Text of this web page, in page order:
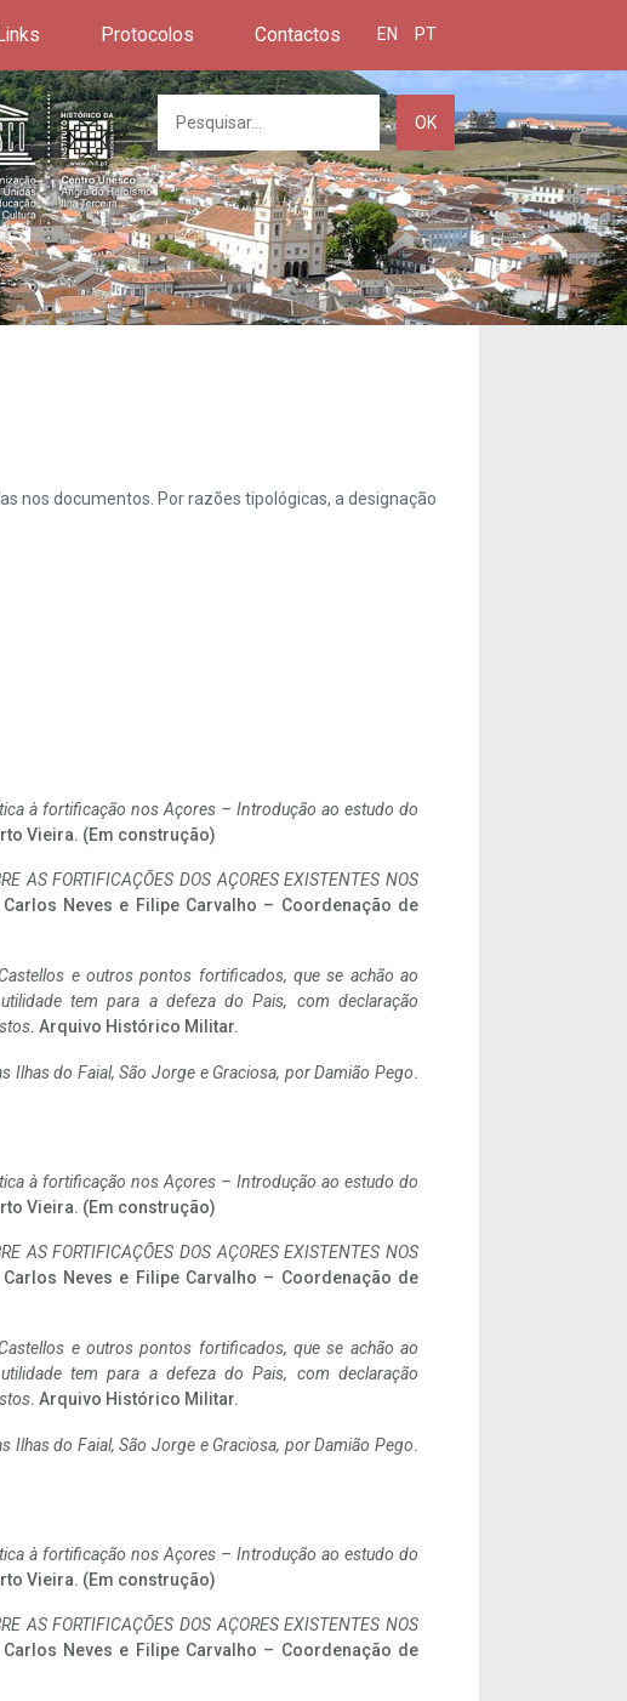
Protocolos Contactos EN PT
OK
nos documentos. Por razões tipológicas, a designação
à fortificação nos Açores – Introdução ao estudo do
Vieira. (Em construção)
AS FORTIFICAÇÕES DOS AÇORES EXISTENTES NOS
Neves e Filipe Carvalho – Coordenação de
e outros pontos fortificados, que se achão ao
tem para a defeza do Pais, com declaração
. Arquivo Histórico Militar.
Ilhas do Faial, São Jorge e Graciosa, por Damião Pego.
à fortificação nos Açores – Introdução ao estudo do
Vieira. (Em construção)
AS FORTIFICAÇÕES DOS AÇORES EXISTENTES NOS
Neves e Filipe Carvalho – Coordenação de
e outros pontos fortificados, que se achão ao
tem para a defeza do Pais, com declaração
. Arquivo Histórico Militar.
Ilhas do Faial, São Jorge e Graciosa, por Damião Pego.
à fortificação nos Açores – Introdução ao estudo do
Vieira. (Em construção)
AS FORTIFICAÇÕES DOS AÇORES EXISTENTES NOS
Neves e Filipe Carvalho – Coordenação de